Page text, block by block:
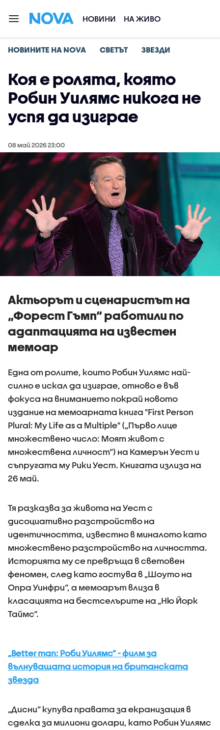
НОВИНИ НА ЖИВО
НОВИНИТЕ НА NOVA СВЕТЪТ ЗВЕЗДИ
Коя е ролята, която
Робин Уилямс никога не
успя да изиграе
08 май 2026 23:00
Актьорът и сценаристът на
„Форест Гъмп“ работили по
адаптацията на известен
мемоар
Една от ролите, които Робин Уилямс най-
силно е искал да изиграе, отново е във
фокуса на вниманието покрай новото
издание на мемоарната книга "First Person
Plural: My Life as a Multiple" („Първо лице
множествено число: Моят живот с
множествена личност“) на Камерън Уест и
съпругата му Рики Уест. Книгата излиза на
26 май.
Тя разказва за живота на Уест с
дисоциативно разстройство на
идентичността, известно в миналото като
множествено разстройство на личността.
Историята му се превръща в световен
феномен, след като гостува в „Шоуто на
Опра Уинфри“, а мемоарът влиза в
класацията на бестселърите на „Ню Йорк
Таймс“.
„Better man: Роби Уилямс” - филм за
вълнуващата история на британската
звезда
„Дисни“ купува правата за екранизация в
сделка за милиони долари, като Робин Уилямс